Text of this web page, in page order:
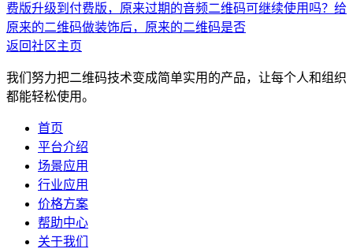
费版升级到付费版，原来过期的音频二维码可继续使用吗？ 给
原来的二维码做装饰后，原来的二维码是否
返回社区主页
我们努力把二维码技术变成简单实用的产品，让每个人和组织
都能轻松使用。
首页
平台介绍
场景应用
行业应用
价格方案
帮助中心
关于我们